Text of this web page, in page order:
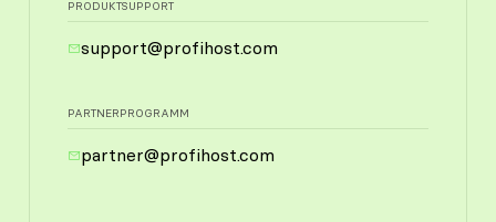
PRODUKTSUPPORT
support@profihost.com
PARTNERPROGRAMM
partner@profihost.com